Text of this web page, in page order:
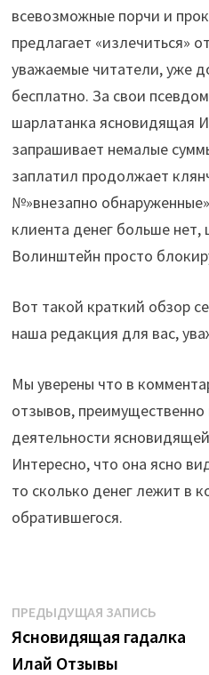
всевозможные порчи и
предлагает «излечиться»
уважаемые читатели, уже
бесплатно. За свои
шарлатанка ясновидящая
запрашивает немалые
заплатил продолжает
№»внезапно
клиента денег больше
Волинштейн просто
Вот такой краткий обзор
наша редакция для вас,
Мы уверены что в
отзывов, преимущественно
деятельности
Интересно, что она ясно
то сколько денег лежит в
обратившегося.
Навигация
по
ПРЕДЫДУЩАЯ ЗАПИСЬ
запись:
Ясновидящая гадалка
Илай Отзывы